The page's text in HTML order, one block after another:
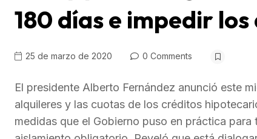
180 días e impedir
25 de marzo de 2020 0 Comments
El presidente Alberto Fernández anunció este
alquileres y las cuotas de los créditos
medidas que el Gobierno puso en práctica